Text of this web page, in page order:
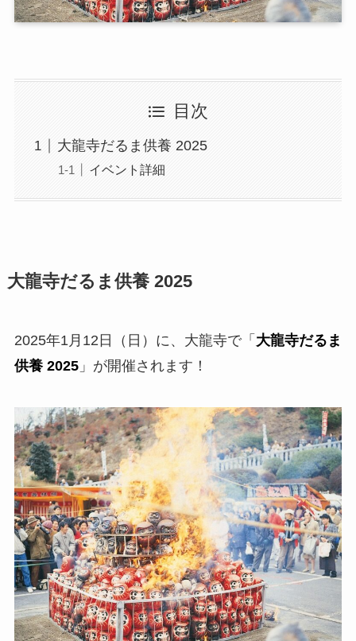
目次
大龍寺だるま供養 2025
イベント詳細
大龍寺だるま供養 2025
2025年1月12日（日）に、大龍寺で「 大龍寺だるま
供養 2025」が開催されます！